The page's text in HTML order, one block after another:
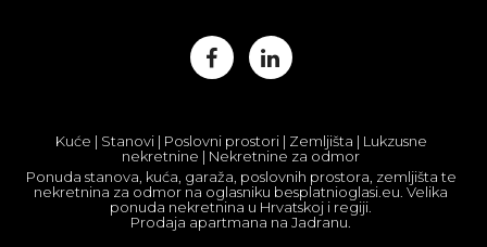
Kuće | Stanovi | Poslovni prostori | Zemljišta | Lukzusne
nekretnine | Nekretnine za odmor
Ponuda stanova, kuća, garaža, poslovnih prostora, zemljišta te
nekretnina za odmor na oglasniku besplatnioglasi.eu. Velika
ponuda nekretnina u Hrvatskoj i regiji.
Prodaja apartmana na Jadranu.